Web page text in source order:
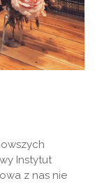
Instytut
z nas nie